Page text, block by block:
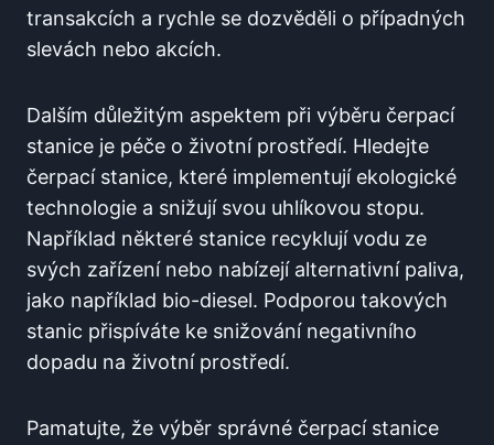
transakcích a‍ rychle se ​dozvěděli o případných
slevách ​nebo akcích.
Dalším⁤ důležitým ​aspektem při výběru čerpací
stanice je péče o životní‌ prostředí. ⁢Hledejte
čerpací stanice, které implementují ekologické
technologie a snižují svou uhlíkovou stopu.
Například některé stanice ​recyklují vodu ze⁣
svých zařízení nebo nabízejí alternativní paliva,
jako například bio-diesel. Podporou ​takových
stanic ⁢přispíváte ke ‌snižování negativního
dopadu ⁤na životní prostředí.
Pamatujte, že výběr správné čerpací stanice